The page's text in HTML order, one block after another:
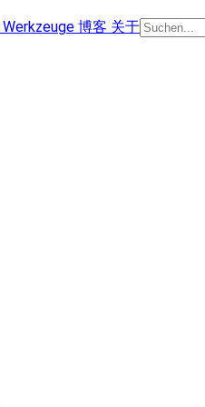
Werkzeuge 博客 关于